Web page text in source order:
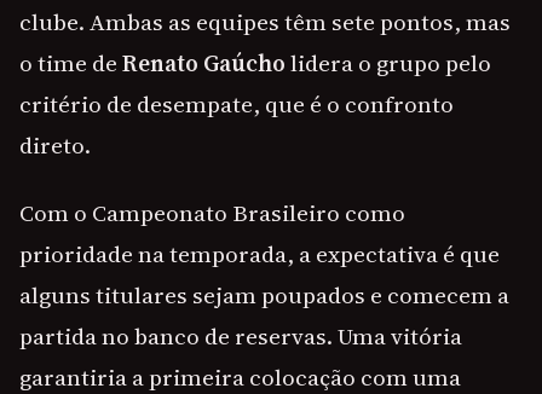
clube. Ambas as equipes têm sete pontos, mas
o time deRenato Gaúcholidera o grupo pelo
critério de desempate, que é o confronto
direto.
Com o Campeonato Brasileiro como
prioridade na temporada, a expectativa é que
alguns titulares sejam poupados e comecem a
partida no banco de reservas. Uma vitória
garantiria a primeira colocação com uma